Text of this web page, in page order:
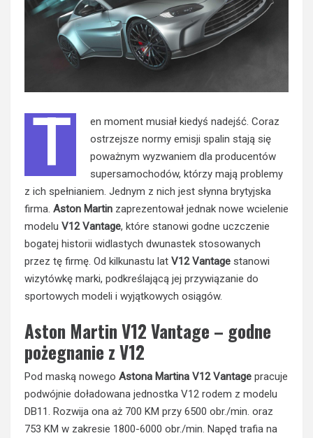
T
en moment musiał kiedyś nadejść. Coraz
ostrzejsze normy emisji spalin stają się
poważnym wyzwaniem dla producentów
supersamochodów, którzy mają problemy
z ich spełnianiem. Jednym z nich jest słynna brytyjska
firma. Aston Martin zaprezentował jednak nowe wcielenie
modelu V12 Vantage, które stanowi godne uczczenie
bogatej historii widlastych dwunastek stosowanych
przez tę firmę. Od kilkunastu lat V12 Vantage stanowi
wizytówkę marki, podkreślającą jej przywiązanie do
sportowych modeli i wyjątkowych osiągów.
Aston Martin V12 Vantage – godne
pożegnanie z V12
Pod maską nowego Astona Martina V12 Vantage pracuje
podwójnie doładowana jednostka V12 rodem z modelu
DB11. Rozwija ona aż 700 KM przy 6500 obr./min. oraz
753 KM w zakresie 1800-6000 obr./min. Napęd trafia na